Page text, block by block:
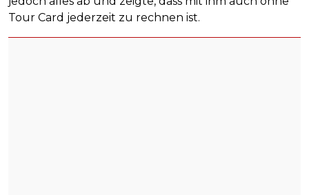
Tour Card jederzeit zu rechnen ist.